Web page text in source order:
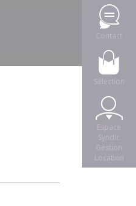
Contact
Sélection
Espace
Syndic
Gestion
Location